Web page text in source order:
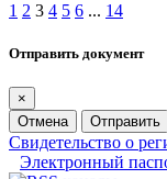
1 2 3 4 5 6 ... 14
Отправить документ
×
Отмена
Отправить
Свидетельство о
Электронный